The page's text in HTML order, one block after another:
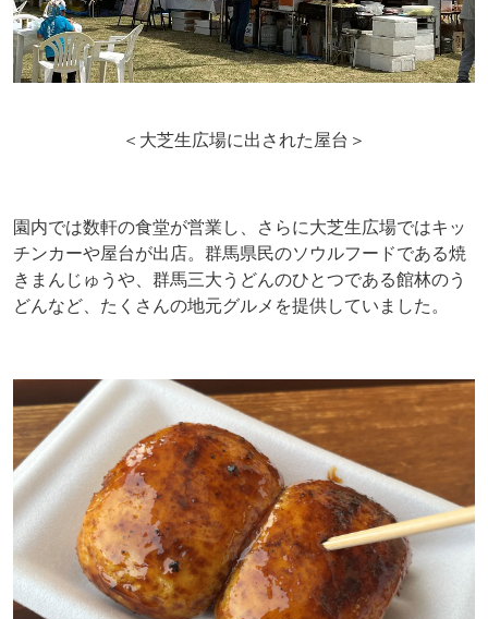
＜大芝生広場に出された屋台＞
園内では数軒の食堂が営業し、さらに大芝生広場ではキッ
チンカーや屋台が出店。群馬県民のソウルフードである焼
きまんじゅうや、群馬三大うどんのひとつである館林のう
どんなど、たくさんの地元グルメを提供していました。